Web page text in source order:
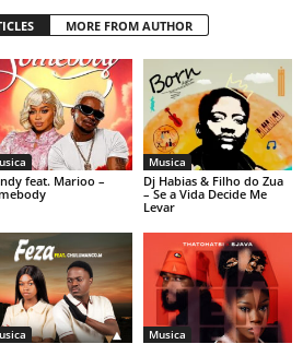
MORE FROM AUTHOR
feat. Marioo –
Musica
Dj Habias & Filho do Zua
– Se a Vida Decide Me
Levar
Musica